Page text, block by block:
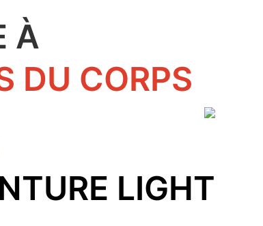
À
DU CORPS
LIGHT